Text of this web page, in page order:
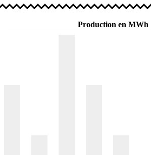
Production en MWh